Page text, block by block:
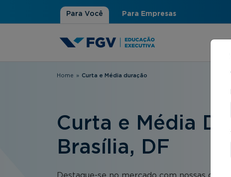
Para Você Para Empresas
Você está aqui
Home » Curta e Média duração
Curta e Média
Brasília, DF
Destaque-se no mercado com nossas